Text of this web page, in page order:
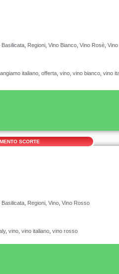
Basilicata Regioni Vino Bianco Vino Rosè
italiano offerta vino vino bianco vino
SCORTE
Basilicata Regioni Vino Vino Rosso
, vino vino italiano vino rosso